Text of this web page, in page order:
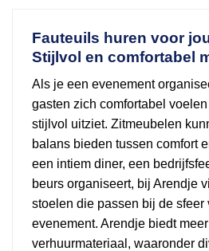
Fauteuils huren voor
Stijlvol en comfortabel
Als je een evenement
gasten zich comfortabel
stijlvol uitziet. Zitmeubelen
balans bieden tussen comfort
een intiem diner, een
beurs organiseert, bij Arendje
stoelen die passen bij de sfeer
evenement. Arendje biedt
verhuurmateriaal, waaronder